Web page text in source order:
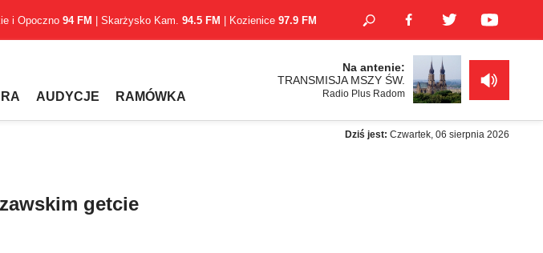
i Opoczno 94 FM | Skarżysko Kam. 94.5 FM | Kozienice 97.9 FM
AUDYCJE RAMÓWKA
Na antenie:
TRANSMISJA MSZY ŚW.
Radio Plus Radom
Dziś jest: Czwartek, 06 sierpnia 2026
getcie